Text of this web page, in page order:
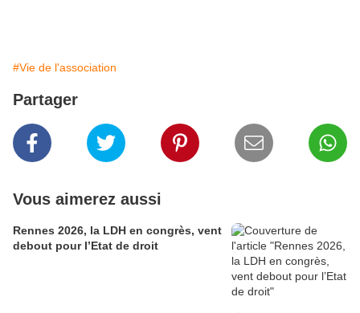
#Vie de l'association
Partager
Vous aimerez aussi
Rennes 2026, la LDH en congrès, vent
debout pour l’Etat de droit